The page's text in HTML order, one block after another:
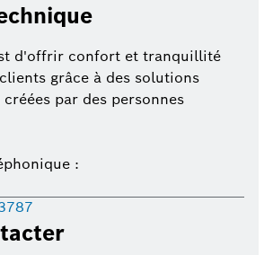
d'offrir confort et tranquillité
grâce à des solutions
par des personnes
: